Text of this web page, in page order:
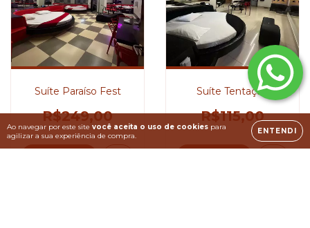
Ao navegar por este site você aceita o uso de cookies para
agilizar a sua experiência de compra.
ENTENDI
Suíte Paraíso Fest
R$249,00
Suíte Tentação
R$115,00